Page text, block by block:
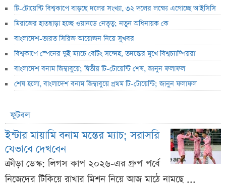
টি-টোয়েন্টি বিশ্বকাপে বাড়ছে দলের সংখ্যা, ৩২ দলের লক্ষ্যে এগোচ্ছে আইসিসি
মিরাজের হাতছাড়া হচ্ছে ওয়ানডে নেতৃত্ব; নতুন অধিনায়ক কে
বাংলাদেশ-ভারত সিরিজ আয়োজন নিয়ে সুখবর
বিশ্বকাপে স্পেনের দুই ম্যাচে বেটিং সন্দেহ, তদন্তের মুখে বিশ্বচ্যাম্পিয়রা
বাংলাদেশ বনাম জিম্বাবুয়ে; দ্বিতীয় টি-টোয়েন্টি শেষ, জানুন ফলাফল
শেষ হলো, বাংলাদেশ বনাম জিম্বাবুয়ে প্রথম টি-টোয়েন্টি; জানুন ফলাফল
ফুটবল
ইন্টার মায়ামি বনাম মন্তের ম্যাচ; সরাসরি
যেভাবে দেখবেন
ক্রীড়া ডেস্ক: লিগস কাপ ২০২৬-এর গ্রুপ পর্বে
নিজেদের টিকিয়ে রাখার মিশন নিয়ে আজ মাঠে নামছে ...